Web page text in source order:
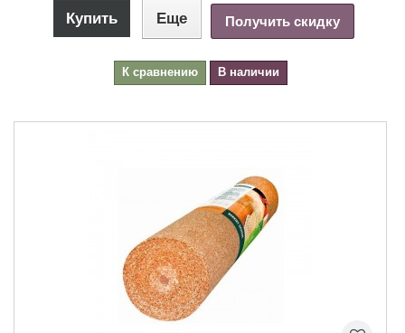
Купить Еще Получить скидку
К сравнению В наличии